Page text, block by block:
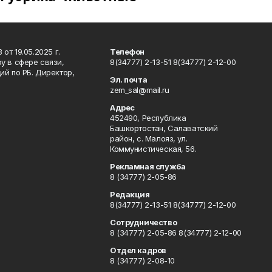
19.05.2025 г.
в сфере связи,
по РБ. Директор,
Телефон
8(34777) 2-13-51 8(34777) 2-12-00
Эл. почта
zem_sal@mail.ru
Адрес
452490, Республика
Башкортостан, Салаватский
район, с. Малояз, ул.
Коммунистическая, 56.
Рекламная служба
8 (34777) 2-05-86
Редакция
8(34777) 2-13-51 8(34777) 2-12-00
Сотрудничество
8 (34777) 2-05-86 8(34777) 2-12-00
Отдел кадров
8 (34777) 2-08-10